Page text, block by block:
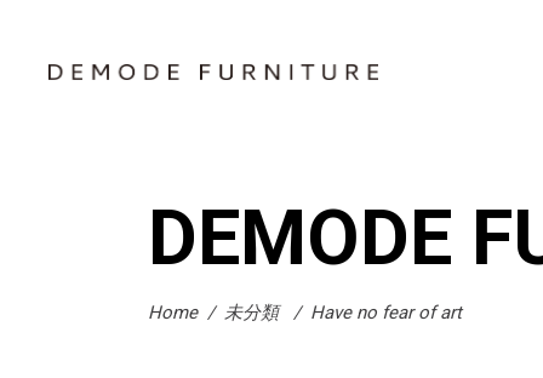
DEMODE
Home/ 未分類 / Have no fear of art